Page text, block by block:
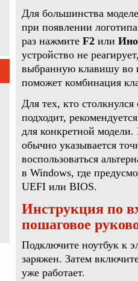
Для большинства
при появлении
раз нажмите F2 или
устройство не
выбранную клавишу во
поможет комбинация
Для тех, кто
подходит,
для конкретной
обычно указывается
воспользоваться
в Windows, где
UEFI или BIOS.
Инструкция по
пошаговое
Подключите ноутбук к
заряжен. Затем
уже работает.